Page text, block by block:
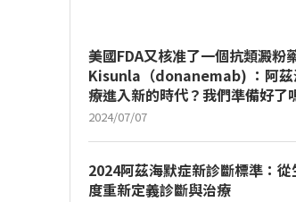
美國FDA又核准了一個抗類澱粉
Kisunla（donanemab) ：阿茲
療進入新的時代？我們準備好了
2024/07/07
2024阿茲海默症新診斷標準：從
度重新定義診斷與治療